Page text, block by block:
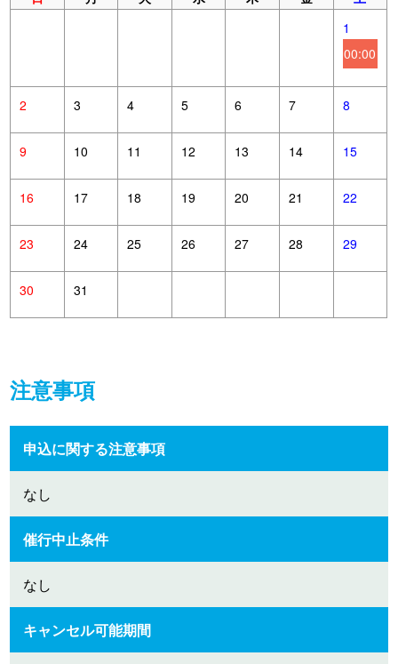
1
00:00
2 3 4 5 6 7 8
9 10 11 12 13 14 15
16 17 18 19 20 21 22
23 24 25 26 27 28 29
30 31
注意事項
申込に関する注意事項
なし
催行中止条件
なし
キャンセル可能期間